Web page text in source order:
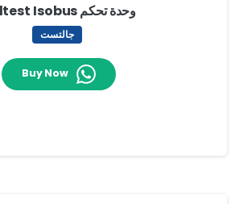
وحدة تحكم Jaltest Isobus
جالتست
Buy Now